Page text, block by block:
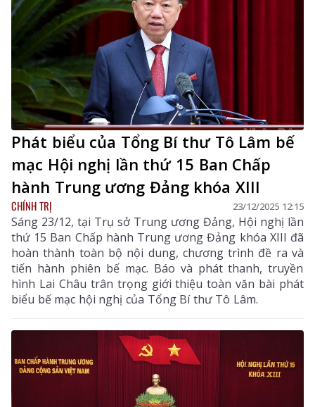
Phát biểu của Tổng Bí thư Tô Lâm bế
mạc Hội nghị lần thứ 15 Ban Chấp
hành Trung ương Đảng khóa XIII
CHÍNH TRỊ 23/12/2025 12:15
Sáng 23/12, tại Trụ sở Trung ương Đảng, Hội nghị lần
thứ 15 Ban Chấp hành Trung ương Đảng khóa XIII đã
hoàn thành toàn bộ nội dung, chương trình đề ra và
tiến hành phiên bế mạc. Báo và phát thanh, truyền
hình Lai Châu trân trọng giới thiệu toàn văn bài phát
biểu bế mạc hội nghị của Tổng Bí thư Tô Lâm.